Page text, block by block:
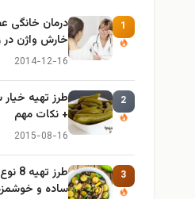
1
درمان خانگی
خارش واژن در
ایمن و کاربردی
2014-12-16
2
+ نكات مهم
2015-08-16
3
طرز
ساده و